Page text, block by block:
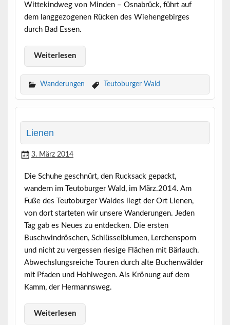
Wittekindweg von Minden – Osnabrück, führt auf
dem langgezogenen Rücken des Wiehengebirges
durch Bad Essen.
Weiterlesen
Wanderungen Teutoburger Wald
Lienen
3. März 2014
Die Schuhe geschnürt, den Rucksack gepackt,
wandern im Teutoburger Wald, im März.2014. Am
Fuße des Teutoburger Waldes liegt der Ort Lienen,
von dort starteten wir unsere Wanderungen. Jeden
Tag gab es Neues zu entdecken. Die ersten
Buschwindröschen, Schlüsselblumen, Lerchensporn
und nicht zu vergessen riesige Flächen mit Bärlauch.
Abwechslungsreiche Touren durch alte Buchenwälder
mit Pfaden und Hohlwegen. Als Krönung auf dem
Kamm, der Hermannsweg.
Weiterlesen